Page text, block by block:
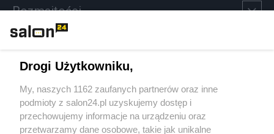
Rozmaitości
Sport
Społeczeństwo
Drogi Użytkowniku,
My, naszych 1162 zaufanych partnerów oraz inne
podmioty z salon24.pl uzyskujemy dostęp i
przechowujemy informacje na urządzeniu oraz
przetwarzamy dane osobowe, takie jak unikalne